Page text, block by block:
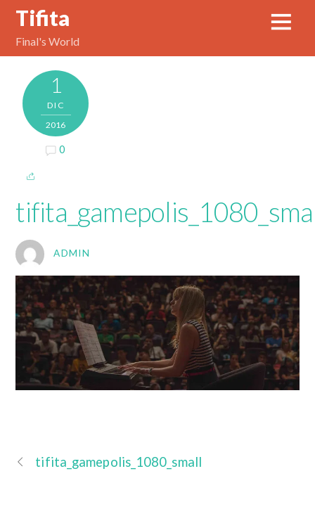
Tifita
Final's World
1
DIC
2016
0
ADMIN
tifita_gamepolis_1080_small